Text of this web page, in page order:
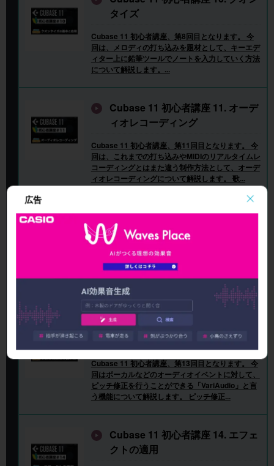
広告
タイズ
Cubase 11 初心者講座、第8回目となります。 今
回は、メロディの打ち込みを題材として、キーエデ
ィター上に鉛筆ツールでノートを入力していく方法
について解説します。...
Cubase 11 初心者講座 11. オーデ
ィオレコーディング
Cubase 11 初心者講座、第11回目となります。 今
回は、これまでの打ち込みやMIDIのリアルタイムレ
コーディングとはまた違う制作方法として、オーデ
ィオレコーディングについて解説します。 歌...
Cubase 11 初心者講座 12. オーデ
ィオイベントの編集
Cubase 11 初心者講座、第12回目となります。 今
回は、前回のオーディオレコーディングに続き、録
音したオーディオイベントの編集について解説して
いきます。 オーディオを綺麗に整える方法や、オ...
Cubase 11 初心者講座 13. VariAu
dioによるピッチ修正
Cubase 11 初心者講座、第13回目となります。 今
回はボーカルなどのオーディオイベントに対して、
ピッチ修正を行うことができる「VariAudio」と言
う機能について解説します。 ピッチ修正...
Cubase 11 初心者講座 14. エフェ
クトの適用